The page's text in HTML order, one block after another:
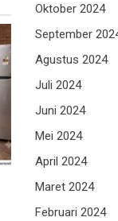
Oktober 2024
September
Agustus 2024
Juli 2024
Juni 2024
Mei 2024
April 2024
Maret 2024
Februari 2024